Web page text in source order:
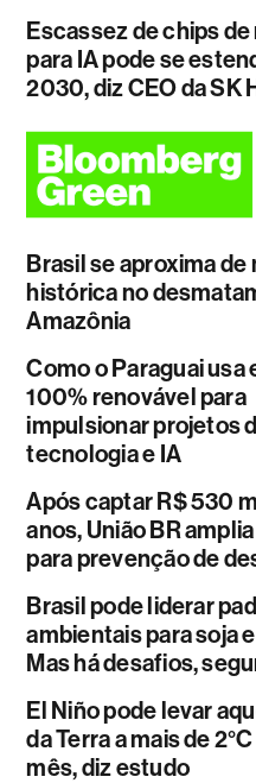
Escassez de chips
para IA pode se
2030, diz CEO da SK
Brasil se aproxima de
histórica no
Amazônia
Como o Paraguai usa
100% renovável para
impulsionar projetos
tecnologia e IA
Após captar R$ 530
anos, União BR
para prevenção de
Brasil pode liderar
ambientais para soja
Mas há desafios,
El Niño pode levar
da Terra a mais de
mês, diz estudo